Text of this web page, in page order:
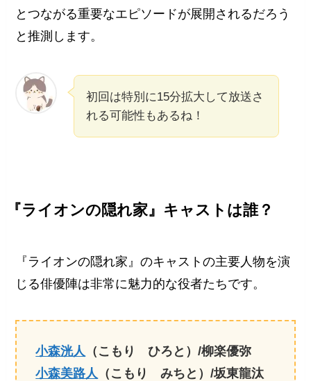
とつながる重要なエピソードが展開されるだろう
と推測します。
初回は特別に15分拡大して放送さ
れる可能性もあるね！
『ライオンの隠れ家』キャストは誰？
『ライオンの隠れ家』のキャストの主要人物を演
じる俳優陣は非常に魅力的な役者たちです。
小森洸人
（こもり ひろと）/柳楽優弥
小森美路人
（こもり みちと）/坂東龍汰